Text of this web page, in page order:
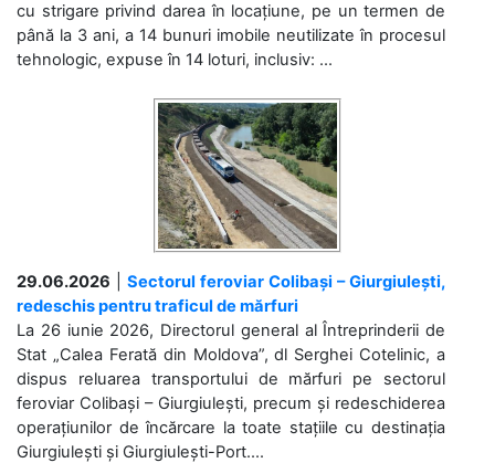
cu strigare privind darea în locațiune, pe un termen de
până la 3 ani, a 14 bunuri imobile neutilizate în procesul
tehnologic, expuse în 14 loturi, inclusiv: ...
29.06.2026
Sectorul feroviar Colibași – Giurgiulești,
redeschis pentru traficul de mărfuri
La 26 iunie 2026, Directorul general al Întreprinderii de
Stat „Calea Ferată din Moldova”, dl Serghei Cotelinic, a
dispus reluarea transportului de mărfuri pe sectorul
feroviar Colibași – Giurgiulești, precum și redeschiderea
operațiunilor de încărcare la toate stațiile cu destinația
Giurgiulești și Giurgiulești-Port....